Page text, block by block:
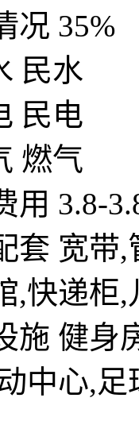
况 35%
民水
民电
燃气
用 3.8-
套 宽带,
,快递柜
施 健身
中心,足